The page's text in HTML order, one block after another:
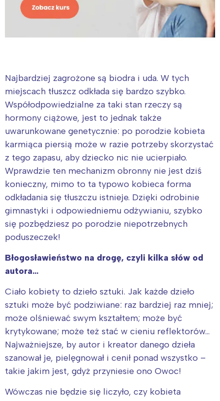
Najbardziej zagrożone są biodra i uda. W tych
miejscach tłuszcz odkłada się bardzo szybko.
Współodpowiedzialne za taki stan rzeczy są
hormony ciążowe, jest to jednak także
uwarunkowane genetycznie: po porodzie kobieta
karmiąca piersią może w razie potrzeby skorzystać
z tego zapasu, aby dziecko nic nie ucierpiało.
Wprawdzie ten mechanizm obronny nie jest dziś
konieczny, mimo to ta typowo kobieca forma
odkładania się tłuszczu istnieje. Dzięki odrobinie
gimnastyki i odpowiedniemu odżywianiu, szybko
się pozbędziesz po porodzie niepotrzebnych
poduszeczek!
Błogosławieństwo na drogę, czyli kilka słów od
autora…
Ciało kobiety to dzieło sztuki. Jak każde dzieło
sztuki może być podziwiane: raz bardziej raz mniej;
może olśniewać swym kształtem; może być
krytykowane; może też stać w cieniu reflektorów…
Najważniejsze, by autor i kreator danego dzieła
szanował je, pielęgnował i cenił ponad wszystko –
takie jakim jest, gdyż przyniesie ono Owoc!
Wówczas nie będzie się liczyło, czy kobieta